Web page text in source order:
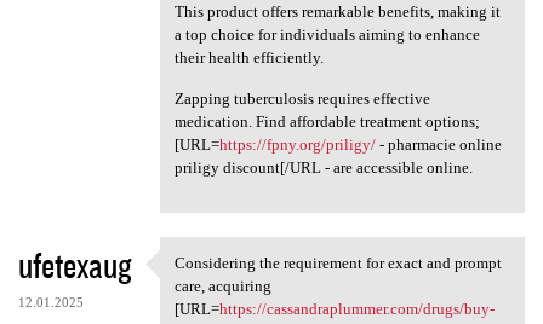
This product offers remarkable benefits, making it
a top choice for individuals aiming to enhance
their health efficiently.
Zapping tuberculosis requires effective
medication. Find affordable treatment options;
[URL=https://fpny.org/priligy/- pharmacie online
priligy discount[/URL - are accessible online.
ufetexaug
12.01.2025
Considering the requirement
Considering the requirement for exact and prompt
care, acquiring
[URL=https://cassandraplummer.com/drugs/buy-